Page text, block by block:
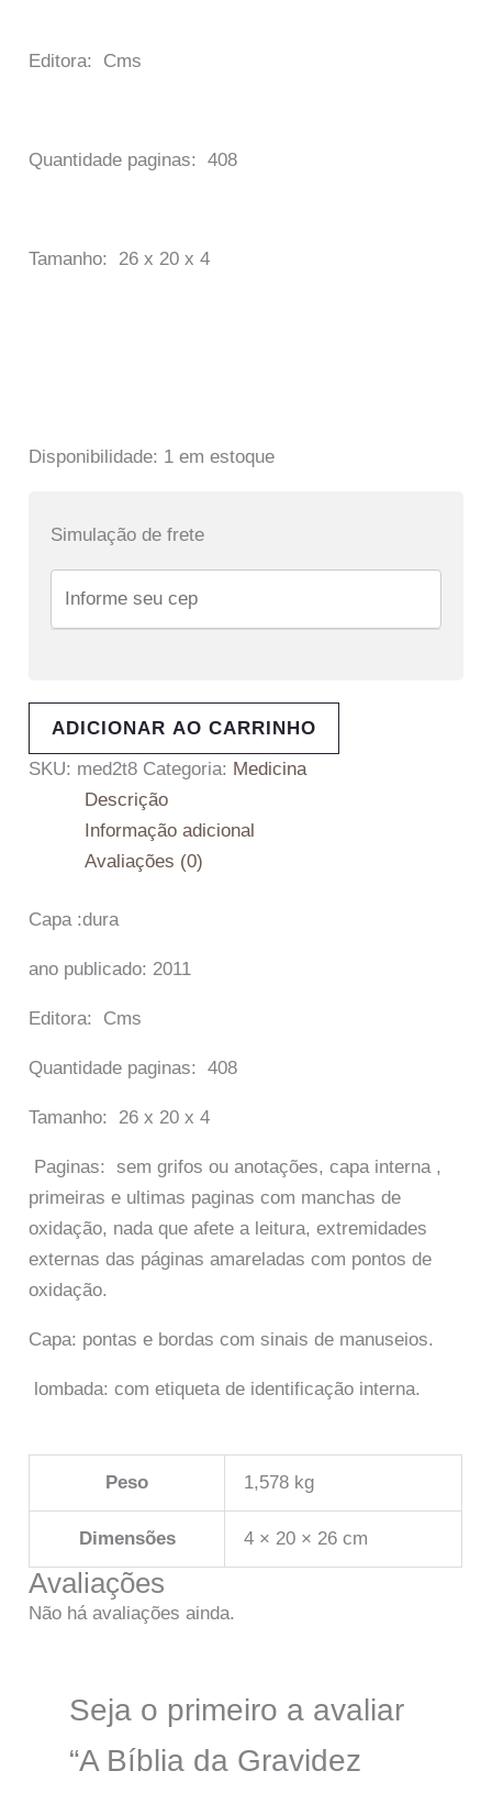
Editora: Cms
Quantidade paginas: 408
Tamanho: 26 x 20 x 4
Disponibilidade: 1 em estoque
Simulação de frete
ADICIONAR AO CARRINHO
SKU: med2t8 Categoria: Medicina
Descrição
Informação adicional
Avaliações (0)
Capa :dura
ano publicado: 2011
Editora: Cms
Quantidade paginas: 408
Tamanho: 26 x 20 x 4
Paginas: sem grifos ou anotações, capa interna ,
primeiras e ultimas paginas com manchas de
oxidação, nada que afete a leitura, extremidades
externas das páginas amareladas com pontos de
oxidação.
Capa: pontas e bordas com sinais de manuseios.
lombada: com etiqueta de identificação interna.
Peso 1,578 kg
Dimensões 4 × 20 × 26 cm
Avaliações
Não há avaliações ainda.
Seja o primeiro a avaliar
“A Bíblia da Gravidez